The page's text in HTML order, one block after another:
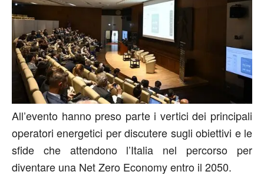
All’evento hanno preso parte i vertici dei principali
operatori energetici per discutere sugli obiettivi e le
sfide che attendono l’Italia nel percorso per
diventare una Net Zero Economy entro il 2050.